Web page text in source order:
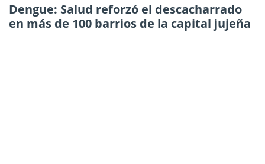
Dengue: Salud reforzó el descacharrado
en más de 100 barrios de la capital jujeña